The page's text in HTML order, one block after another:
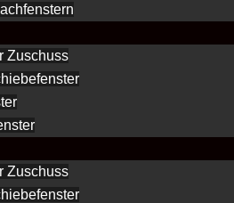
Zuschuss
Zuschuss